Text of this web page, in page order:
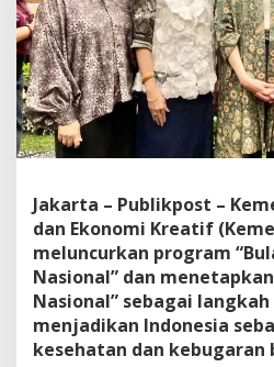
Jakarta – Publikpost –
dan Ekonomi Kreatif
meluncurkan program
Nasional” dan
Nasional” sebagai
menjadikan Indonesia
kesehatan dan kebugaran